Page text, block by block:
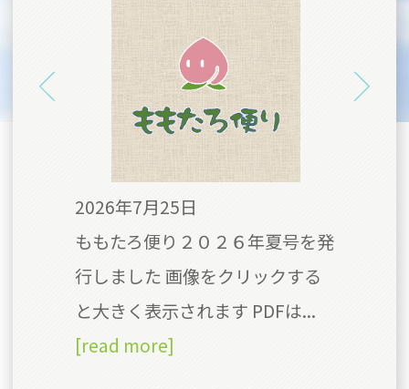
2026年7月25日
ももたろ便り２０２６年夏号を発
行しました 画像をクリックする
と大きく表示されます PDFは...
[read more]